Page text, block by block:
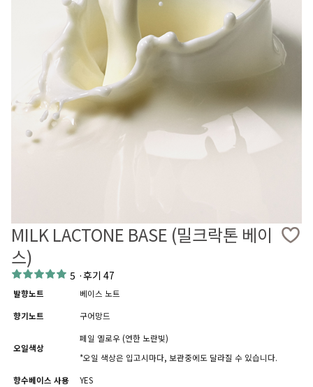
MILK LACTONE BASE (밀크락톤 베이
스)
5 ·후기 47
발향노트
베이스 노트
향기노트
구어망드
오일색상
페일 옐로우 (연한 노란빛)
*오일 색상은 입고시마다, 보관중에도 달라질 수 있습니다.
향수베이스 사용
YES